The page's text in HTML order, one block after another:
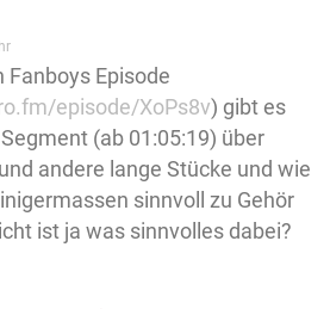
Fanboys Episode
episode/XoPs8v) gibt es
(ab 01:05:19) über
andere lange Stücke und wie
sinnvoll zu Gehör
ist ja was sinnvolles dabei?